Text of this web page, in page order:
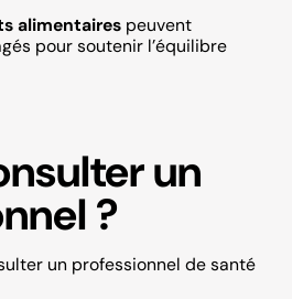
alimentaires peuvent
pour soutenir l’équilibre
un
?
un professionnel de santé